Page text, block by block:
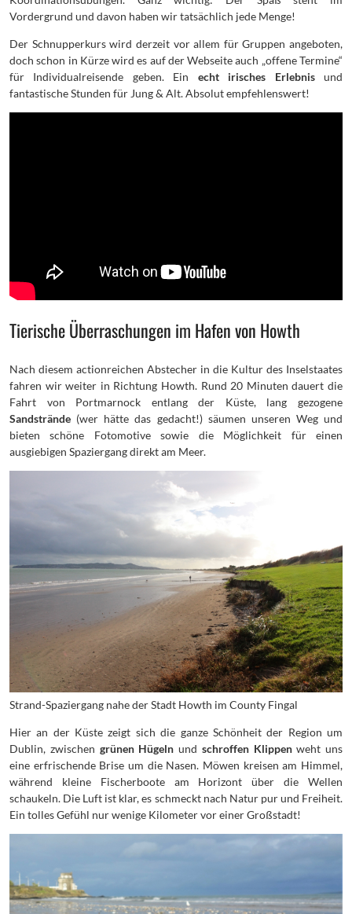
Vordergrund und davon haben wir tatsächlich jede Menge!
Der Schnupperkurs wird derzeit vor allem für Gruppen angeboten,
doch schon in Kürze wird es auf der Webseite auch „offene Termine“
für Individualreisende geben. Ein echt irisches Erlebnisund
fantastische Stunden für Jung & Alt. Absolut empfehlenswert!
Tierische Überraschungen im Hafen von Howth
Nach diesem actionreichen Abstecher in die Kultur des Inselstaates
fahren wir weiter in Richtung Howth. Rund 20 Minuten dauert die
Fahrt von Portmarnock entlang der Küste, lang gezogene
Sandstrände (wer hätte das gedacht!) säumen unseren Weg und
bieten schöne Fotomotive sowie die Möglichkeit für einen
ausgiebigen Spaziergang direkt am Meer.
Strand-Spaziergang nahe der Stadt Howth im County Fingal
Hier an der Küste zeigt sich die ganze Schönheit der Region um
Dublin, zwischen grünen Hügeln und schroffen Klippenweht uns
eine erfrischende Brise um die Nasen. Möwen kreisen am Himmel,
während kleine Fischerboote am Horizont über die Wellen
schaukeln. Die Luft ist klar, es schmeckt nach Natur pur und Freiheit.
Ein tolles Gefühl nur wenige Kilometer vor einer Großstadt!